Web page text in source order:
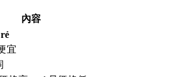
內容
rẻ
宜